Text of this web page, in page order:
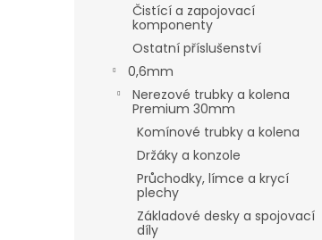
Čistící a zapojovací
komponenty
Ostatní příslušenství
0,6mm
Nerezové trubky a kolena
Premium 30mm
Komínové trubky a kolena
Držáky a konzole
Průchodky, límce a krycí
plechy
Základové desky a spojovací
díly